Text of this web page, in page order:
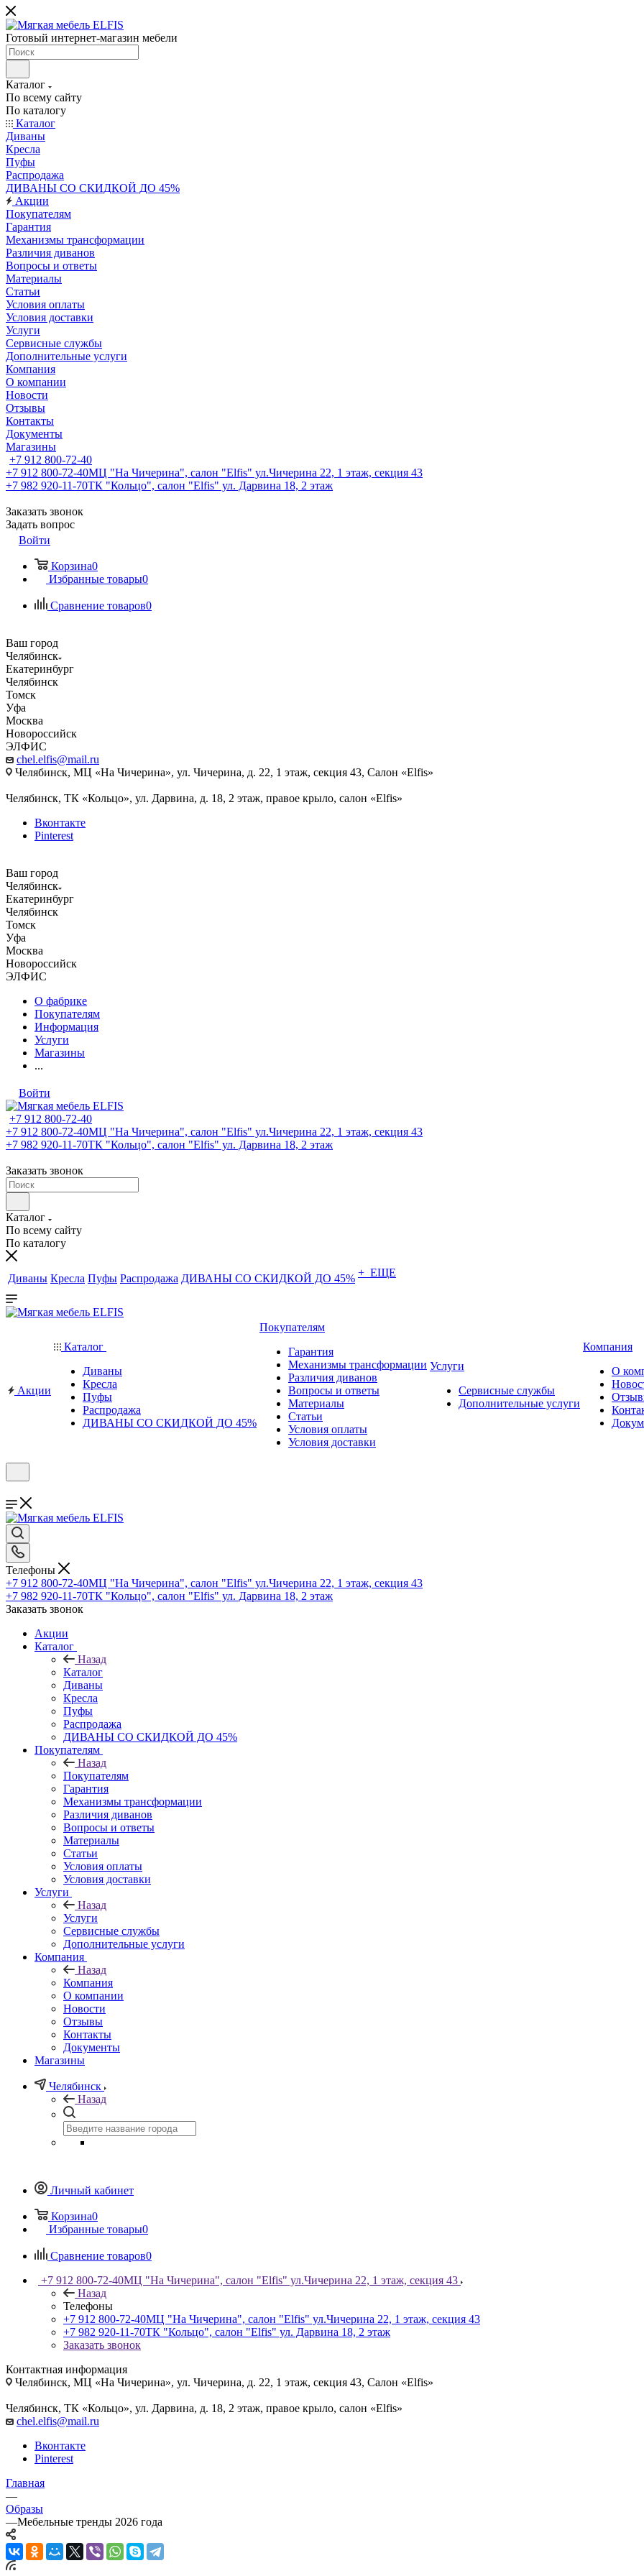
Готовый интернет-магазин мебели
Каталог
По всему сайту
По каталогу
Каталог
Диваны
Кресла
Пуфы
Распродажа
ДИВАНЫ СО СКИДКОЙ ДО 45%
Акции
Покупателям
Гарантия
Механизмы трансформации
Различия диванов
Вопросы и ответы
Материалы
Статьи
Условия оплаты
Условия доставки
Услуги
Сервисные службы
Дополнительные услуги
Компания
О компании
Новости
Отзывы
Контакты
Документы
Магазины
+7 912 800-72-40
+7 912 800-72-40МЦ "На Чичерина", салон "Elfis" ул.Чичерина 22, 1 этаж, секция 43
+7 982 920-11-70ТК "Кольцо", салон "Elfis" ул. Дарвина 18, 2 этаж
Заказать звонок
Задать вопрос
Войти
Корзина0
Избранные товары0
Сравнение товаров0
Ваш город
Челябинск
Екатеринбург
Челябинск
Томск
Уфа
Москва
Новороссийск
ЭЛФИС
chel.elfis@mail.ru
Челябинск, МЦ «На Чичерина», ул. Чичерина, д. 22, 1 этаж, секция 43, Салон «Elfis»
Челябинск, ТК «Кольцо», ул. Дарвина, д. 18, 2 этаж, правое крыло, салон «Elfis»
Вконтакте
Pinterest
Ваш город
Челябинск
Екатеринбург
Челябинск
Томск
Уфа
Москва
Новороссийск
ЭЛФИС
О фабрике
Покупателям
Информация
Услуги
Магазины
...
Войти
+7 912 800-72-40
+7 912 800-72-40МЦ "На Чичерина", салон "Elfis" ул.Чичерина 22, 1 этаж, секция 43
+7 982 920-11-70ТК "Кольцо", салон "Elfis" ул. Дарвина 18, 2 этаж
Заказать звонок
Каталог
По всему сайту
По каталогу
Диваны Кресла Пуфы Распродажа ДИВАНЫ СО СКИДКОЙ ДО 45% + ЕЩЕ
Акции
Каталог
Диваны
Кресла
Пуфы
Распродажа
ДИВАНЫ СО СКИДКОЙ ДО 45%
Покупателям
Гарантия
Механизмы трансформации
Различия диванов
Вопросы и ответы
Материалы
Статьи
Условия оплаты
Условия доставки
Услуги
Сервисные службы
Дополнительные услуги
Компания
О
Телефоны
+7 912 800-72-40МЦ "На Чичерина", салон "Elfis" ул.Чичерина 22, 1 этаж, секция 43
+7 982 920-11-70ТК "Кольцо", салон "Elfis" ул. Дарвина 18, 2 этаж
Заказать звонок
Акции
Каталог
Назад
Каталог
Диваны
Кресла
Пуфы
Распродажа
ДИВАНЫ СО СКИДКОЙ ДО 45%
Покупателям
Назад
Покупателям
Гарантия
Механизмы трансформации
Различия диванов
Вопросы и ответы
Материалы
Статьи
Условия оплаты
Условия доставки
Услуги
Назад
Услуги
Сервисные службы
Дополнительные услуги
Компания
Назад
Компания
О компании
Новости
Отзывы
Контакты
Документы
Магазины
Челябинск
Назад
Личный кабинет
Корзина0
Избранные товары0
Сравнение товаров0
+7 912 800-72-40МЦ "На Чичерина", салон "Elfis" ул.Чичерина 22, 1 этаж, секция 43
Назад
Телефоны
+7 912 800-72-40МЦ "На Чичерина", салон "Elfis" ул.Чичерина 22, 1 этаж, секция 43
+7 982 920-11-70ТК "Кольцо", салон "Elfis" ул. Дарвина 18, 2 этаж
Заказать звонок
Контактная информация
Челябинск, МЦ «На Чичерина», ул. Чичерина, д. 22, 1 этаж, секция 43, Салон «Elfis»
Челябинск, ТК «Кольцо», ул. Дарвина, д. 18, 2 этаж, правое крыло, салон «Elfis»
chel.elfis@mail.ru
Вконтакте
Pinterest
Главная
—
Образы
—Мебельные тренды 2026 года